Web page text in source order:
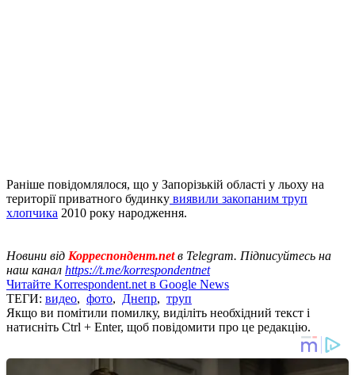
Раніше повідомлялося, що у Запорізькій області у льоху на
території приватного будинку виявили закопаним труп
хлопчика 2010 року народження.
Новини від Корреспондент.netв Telegram. Підписуйтесь на
наш канал https://t.me/korrespondentnet
Читайте Korrespondent.net в Google News
ТЕГИ: видео, фото, Днепр, труп
Якщо ви помітили помилку, виділіть необхідний текст і
натисніть Ctrl + Enter, щоб повідомити про це редакцію.